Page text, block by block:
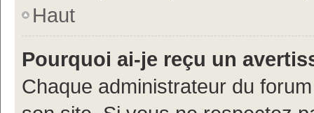
Haut
Pourquoi ai-je reçu un
Chaque administrateur du